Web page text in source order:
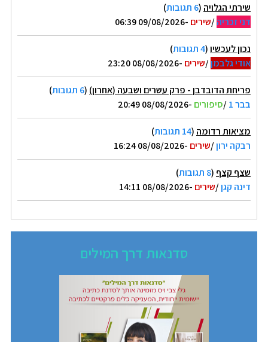
שירתי הגלויה (6 תגובות
)
דני זכריה/שירים -09/08/2026 06:39
נכון לעכשיו(4 תגובות
)
אודי גלבמן/שירים -08/08/2026 23:20
פריחת הדובדבן - פרק עשרים ושבעה (אחרון) (6 תגובות
)
בבר 1
/סיפורים -08/08/2026 20:49
מציאות רדומה (14 תגובות
)
רבקה ירון/שירים -08/08/2026 16:24
שצף קצף (8 תגובות
)
דינה קגן/שירים -08/08/2026 14:11
סדנאות דרך המילים